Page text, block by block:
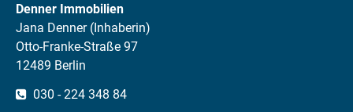
Denner Immobilien
Jana Denner (Inhaberin)
Otto-Franke-Straße 97
12489 Berlin
030 - 224 348 84